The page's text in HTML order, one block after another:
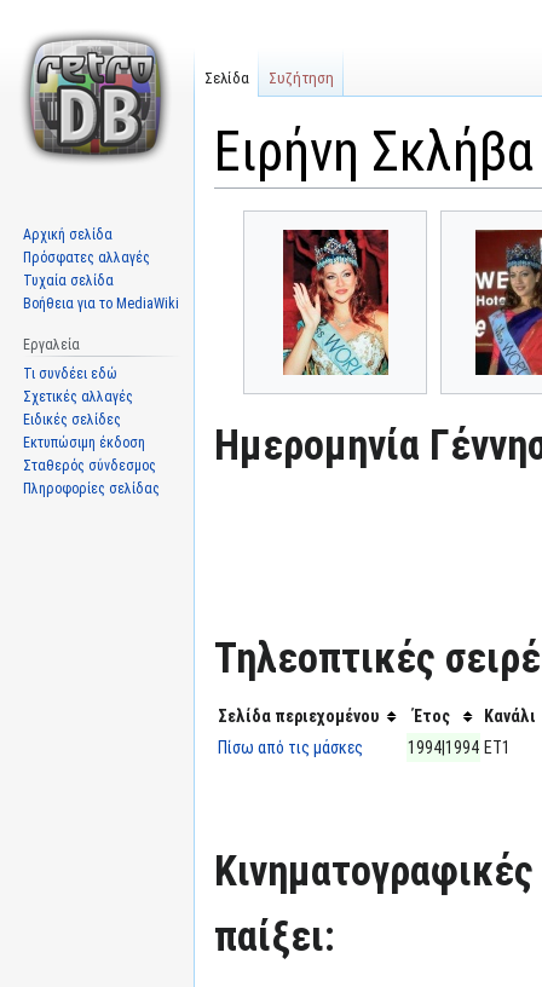
Ειρήνη Σκλήβα
αναζήτηση
Ημερομηνία
Τηλεοπτικές
Σελίδα περιεχομένου Έτος
Κανάλι
Πίσω από τις μάσκες
1994|1994 ΕΤ1
Κινηματογραφικές
παίξει:
Σελίδα Συζήτηση
Αρχική σελίδα
Πρόσφατες αλλαγές
Τυχαία σελίδα
Βοήθεια για το MediaWiki
Εργαλεία
Τι συνδέει εδώ
Σχετικές αλλαγές
Ειδικές σελίδες
Εκτυπώσιμη έκδοση
Σταθερός σύνδεσμος
Πληροφορίες σελίδας